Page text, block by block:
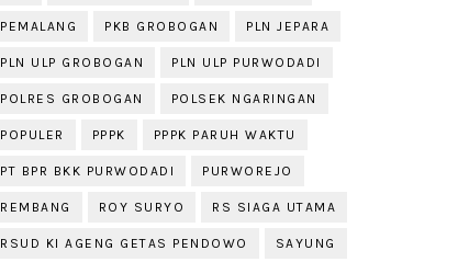
PEMALANG PKB GROBOGAN PLN JEPARA
PLN ULP GROBOGAN PLN ULP PURWODADI
POLRES GROBOGAN POLSEK NGARINGAN
POPULER PPPK PPPK PARUH WAKTU
PT BPR BKK PURWODADI PURWOREJO
REMBANG ROY SURYO RS SIAGA UTAMA
RSUD KI AGENG GETAS PENDOWO SAYUNG